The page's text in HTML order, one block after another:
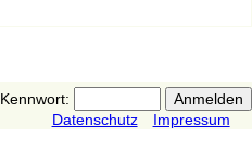
Kennwort:
Datenschutz
Impressum